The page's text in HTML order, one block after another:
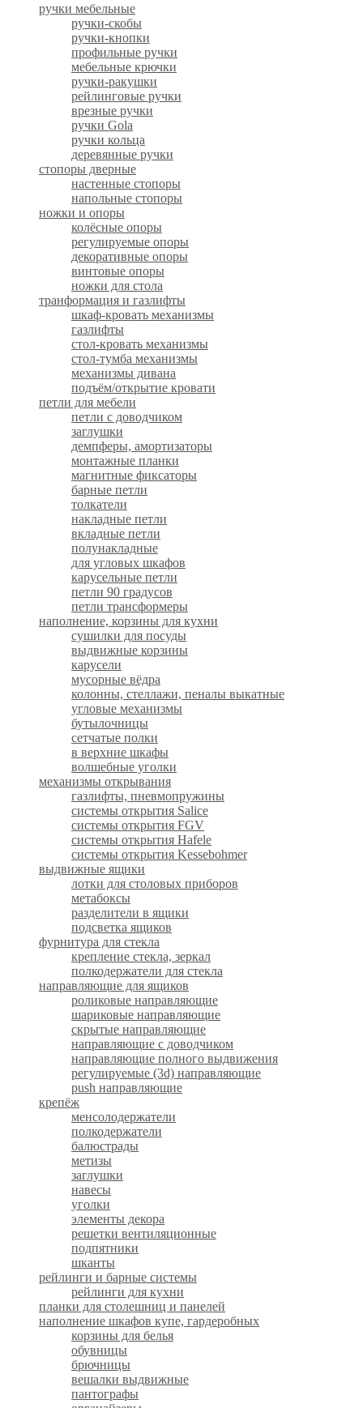
ручки мебельные
ручки-скобы
ручки-кнопки
профильные ручки
мебельные крючки
ручки-ракушки
рейлинговые ручки
врезные ручки
ручки Gola
ручки кольца
деревянные ручки
стопоры дверные
настенные стопоры
напольные стопоры
ножки и опоры
колёсные опоры
регулируемые опоры
декоративные опоры
винтовые опоры
ножки для стола
транформация и газлифты
шкаф-кровать механизмы
газлифты
стол-кровать механизмы
стол-тумба механизмы
механизмы дивана
подъём/открытие кровати
петли для мебели
петли с доводчиком
заглушки
демпферы, амортизаторы
монтажные планки
магнитные фиксаторы
барные петли
толкатели
накладные петли
вкладные петли
полунакладные
для угловых шкафов
карусельные петли
петли 90 градусов
петли трансформеры
наполнение, корзины для кухни
сушилки для посуды
выдвижные корзины
карусели
мусорные вёдра
колонны, стеллажи, пеналы выкатные
угловые механизмы
бутылочницы
сетчатые полки
в верхние шкафы
волшебные уголки
механизмы открывания
газлифты, пневмопружины
системы открытия Salice
системы открытия FGV
системы открытия Hafele
системы открытия Kessebohmer
выдвижные ящики
лотки для столовых приборов
метабоксы
разделители в ящики
подсветка ящиков
фурнитура для стекла
крепление стекла, зеркал
полкодержатели для стекла
направляющие для ящиков
роликовые направляющие
шариковые направляющие
скрытые направляющие
направляющие с доводчиком
направляющие полного выдвижения
регулируемые (3d) направляющие
push направляющие
крепёж
менсолодержатели
полкодержатели
балюстрады
метизы
заглушки
навесы
уголки
элементы декора
решетки вентиляционные
подпятники
шканты
рейлинги и барные системы
рейлинги для кухни
планки для столешниц и панелей
наполнение шкафов купе, гардеробных
корзины для белья
обувницы
брючницы
вешалки выдвижные
пантографы